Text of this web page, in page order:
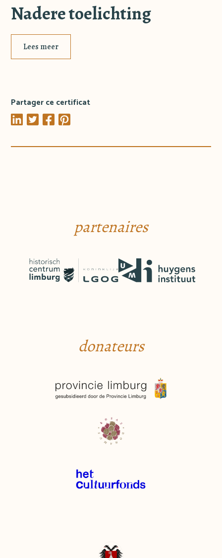
Nadere toelichting
Lees meer
Partager ce certificat
partenaires
donateurs